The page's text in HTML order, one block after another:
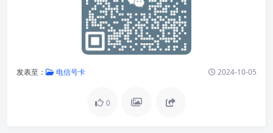
发表至： 电信号卡 2024-10-05
0